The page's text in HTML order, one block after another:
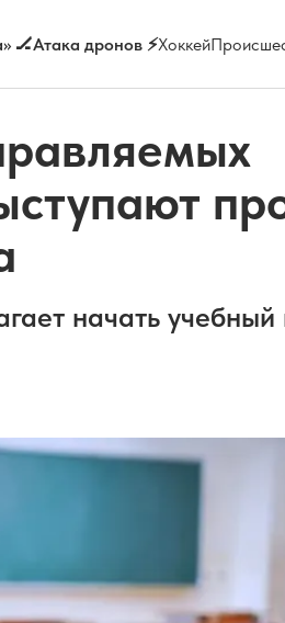
🏒Атака дронов ⚡Хоккей
начать учебный